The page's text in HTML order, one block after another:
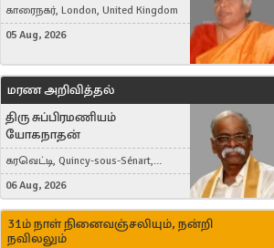
காரைநகர், London, United Kingdom
05 Aug, 2026
மரண அறிவித்தல்
திரு சுப்பிரமணியம்
யோகநாதன்
கரவெட்டி, Quincy-sous-Sénart,
France
06 Aug, 2026
31ம் நாள் நினைவஞ்சலியும், நன்றி
நவிலலும்